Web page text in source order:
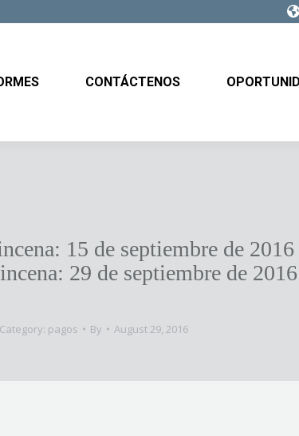
CONTÁCTENOS
15 de septiembre de 2016
29 de septiembre de 2016
Category: pagos By August 29, 2016